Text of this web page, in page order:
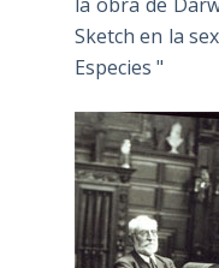
Sketch en la
Especies "